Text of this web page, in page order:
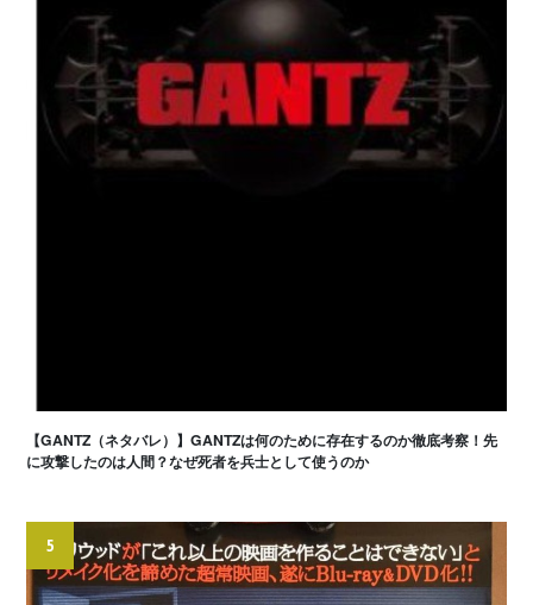
【GANTZ（ネタバレ）】GANTZは何のために存在するのか徹底考察！先
に攻撃したのは人間？なぜ死者を兵士として使うのか
5